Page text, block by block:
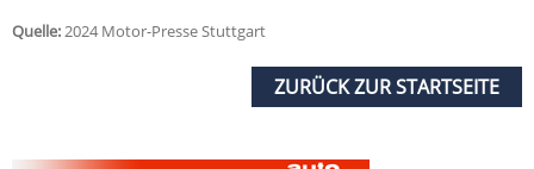
Quelle:2024 Motor-Presse Stuttgart
ZURÜCK ZUR STARTSEITE